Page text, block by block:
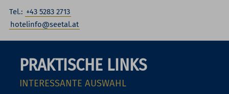
Tel.: +43 5283 2713
hotelinfo@seetal.at
PRAKTISCHE LINKS
INTERESSANTE AUSWAHL